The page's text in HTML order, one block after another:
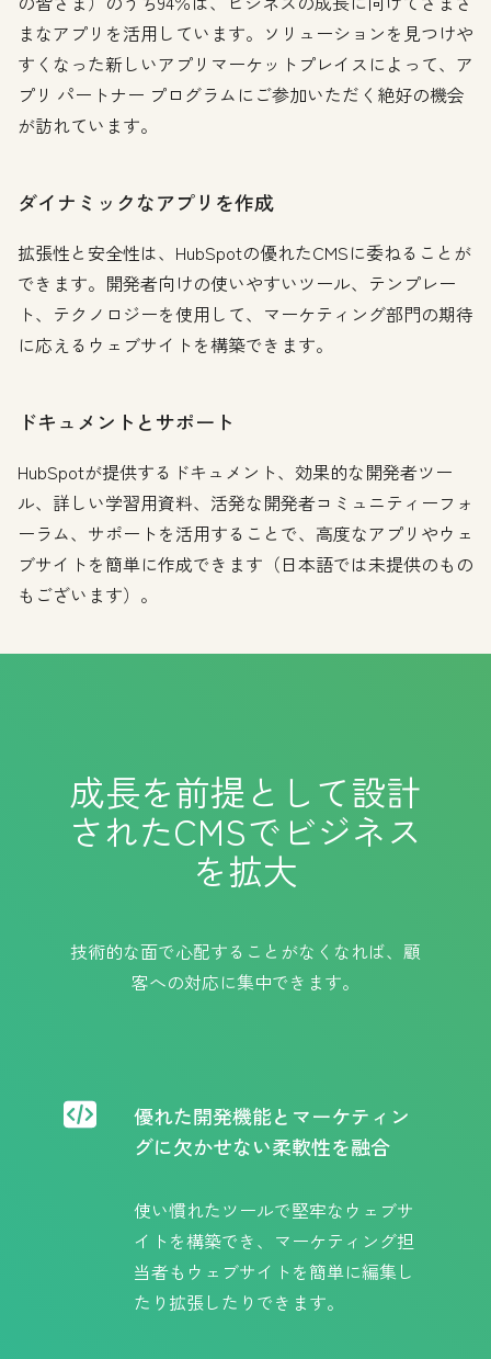
まなアプリを活用しています。ソリューションを見つけや
すくなった新しいアプリマーケットプレイスによって、ア
プリ パートナー プログラムにご参加いただく絶好の機会
が訪れています。
ダイナミックなアプリを作成
拡張性と安全性は、HubSpotの優れたCMSに委ねることが
できます。開発者向けの使いやすいツール、テンプレー
ト、テクノロジーを使用して、マーケティング部門の期待
に応えるウェブサイトを構築できます。
ドキュメントとサポート
HubSpotが提供するドキュメント、効果的な開発者ツー
ル、詳しい学習用資料、活発な開発者コミュニティーフォ
ーラム、サポートを活用することで、高度なアプリやウェ
ブサイトを簡単に作成できます（日本語では未提供のもの
もございます）。
成長を前提として設計
されたCMSでビジネス
を拡大
技術的な面で心配することがなくなれば、顧
客への対応に集中できます。
優れた開発機能とマーケティン
グに欠かせない柔軟性を融合
使い慣れたツールで堅牢なウェブサ
イトを構築でき、マーケティング担
当者もウェブサイトを簡単に編集し
たり拡張したりできます。